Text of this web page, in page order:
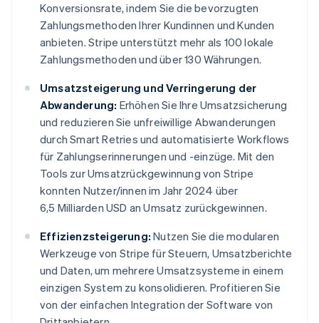
Konversionsrate, indem Sie die bevorzugten
Zahlungsmethoden Ihrer Kundinnen und Kunden
anbieten. Stripe unterstützt mehr als 100 lokale
Zahlungsmethoden und über 130 Währungen.
Umsatzsteigerung und Verringerung der
Abwanderung: Erhöhen Sie Ihre Umsatzsicherung
und reduzieren Sie unfreiwillige Abwanderungen
durch Smart Retries und automatisierte Workflows
für Zahlungserinnerungen und -einzüge. Mit den
Tools zur Umsatzrückgewinnung von Stripe
konnten Nutzer/innen im Jahr 2024 über
6,5 Milliarden USD an Umsatz zurückgewinnen.
Effizienzsteigerung: Nutzen Sie die modularen
Werkzeuge von Stripe für Steuern, Umsatzberichte
und Daten, um mehrere Umsatzsysteme in einem
einzigen System zu konsolidieren. Profitieren Sie
von der einfachen Integration der Software von